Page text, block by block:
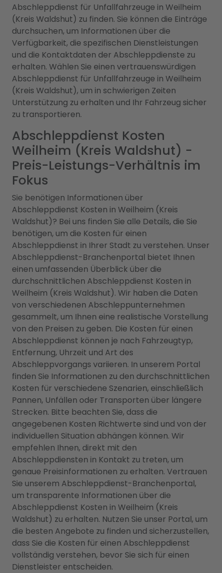
Abschleppdienst für Unfallfahrzeuge in Weilheim
(Kreis Waldshut) zu finden. Sie können die Einträge
durchsuchen, um Informationen über die
Verfügbarkeit, die spezifischen Dienstleistungen
und die Kontaktdaten der Abschleppdienste zu
erhalten. Wählen Sie einen vertrauenswürdigen
Abschleppdienst für Unfallfahrzeuge in Weilheim
(Kreis Waldshut), um in schwierigen Zeiten
Unterstützung zu erhalten und Ihr Fahrzeug sicher
zu transportieren.
Abschleppdienst Kosten
Weilheim (Kreis Waldshut) -
Preis-Leistungs-Verhältnis im
Fokus
Sie benötigen Informationen über
Abschleppdienst Kosten in Weilheim (Kreis
Waldshut)? Bei uns finden Sie alle Details, die Sie
benötigen, um die Kosten für einen
Abschleppdienst in Ihrer Stadt zu verstehen. Unser
Abschleppdienst-Branchenportal bietet Ihnen
einen umfassenden Überblick über die
durchschnittlichen Abschleppdienst Kosten in
Weilheim (Kreis Waldshut). Wir haben die Daten
von verschiedenen Abschleppunternehmen
gesammelt, um Ihnen eine realistische Vorstellung
von den Preisen zu geben. Die Kosten für einen
Abschleppdienst können je nach Fahrzeugtyp,
Entfernung, Uhrzeit und Art des
Abschleppvorgangs variieren. In unserem Portal
finden Sie Informationen zu den durchschnittlichen
Kosten für verschiedene Szenarien, einschließlich
Pannen, Unfällen oder Transporten über längere
Strecken. Bitte beachten Sie, dass die
angegebenen Kosten Richtwerte sind und von der
individuellen Situation abhängen können. Wir
empfehlen Ihnen, direkt mit den
Abschleppdiensten in Kontakt zu treten, um
genaue Preisinformationen zu erhalten. Vertrauen
Sie unserem Abschleppdienst-Branchenportal,
um transparente Informationen über die
Abschleppdienst Kosten in Weilheim (Kreis
Waldshut) zu erhalten. Nutzen Sie unser Portal, um
die besten Angebote zu finden und sicherzustellen,
dass Sie die Kosten für einen Abschleppdienst
vollständig verstehen, bevor Sie sich für einen
Dienstleister entscheiden.